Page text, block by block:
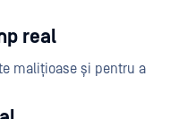
real
malițioase și pentru a